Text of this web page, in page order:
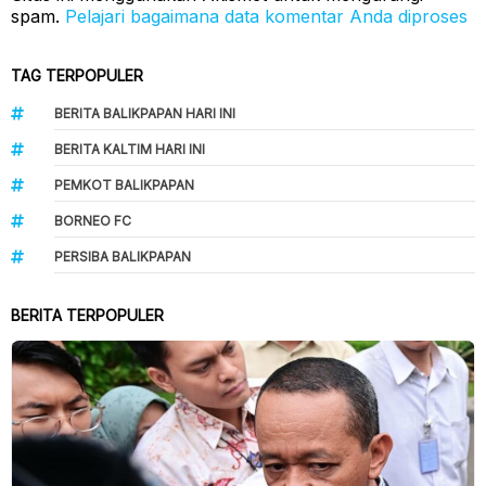
spam. Pelajari bagaimana data komentar Anda diproses
TAG TERPOPULER
BERITA BALIKPAPAN HARI INI
BERITA KALTIM HARI INI
PEMKOT BALIKPAPAN
BORNEO FC
PERSIBA BALIKPAPAN
BERITA TERPOPULER